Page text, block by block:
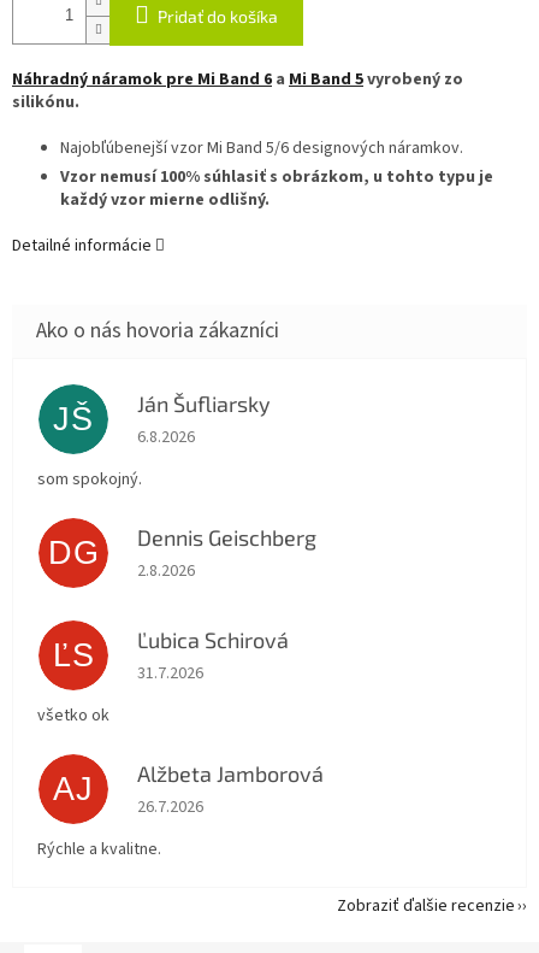
Pridať do košíka
Náhradný náramok pre Mi Band 6 a Mi Band 5vyrobený zo
silikónu.
Najobľúbenejší vzor Mi Band 5/6 designových náramkov.
Vzor nemusí 100% súhlasiť s obrázkom, u tohto typu je
každý vzor mierne odlišný.
Detailné informácie
JŠ Ján Šufliarsky
Hodnotenie obchodu je 5 z 5 hviezdičiek.
6.8.2026
som spokojný.
DG Dennis Geischberg
Hodnotenie obchodu je 5 z 5 hviezdičiek.
2.8.2026
ĽS Ľubica Schirová
Hodnotenie obchodu je 5 z 5 hviezdičiek.
31.7.2026
všetko ok
AJ Alžbeta Jamborová
Hodnotenie obchodu je 5 z 5 hviezdičiek.
26.7.2026
Rýchle a kvalitne.
Zobraziť ďalšie recenzie